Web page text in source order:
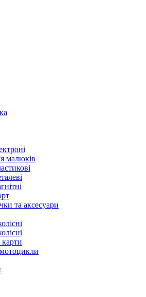
малюків
та аксесуари
карти